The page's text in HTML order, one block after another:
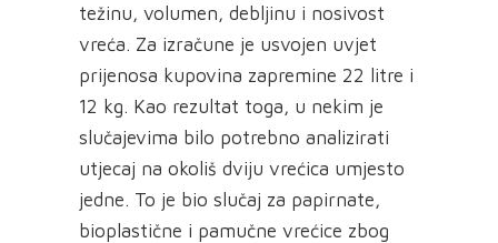
težinu, volumen, debljinu i nosivost
vreća. Za izračune je usvojen uvjet
prijenosa kupovina zapremine 22 litre i
12 kg. Kao rezultat toga, u nekim je
slučajevima bilo potrebno analizirati
utjecaj na okoliš dviju vrećica umjesto
jedne. To je bio slučaj za papirnate,
bioplastične i pamučne vrećice zbog